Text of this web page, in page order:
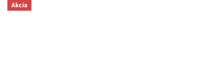
Akcia